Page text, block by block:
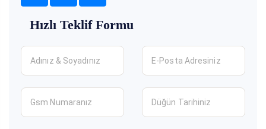
Hızlı Teklif Formu